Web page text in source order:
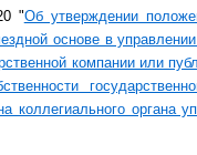
"Об утверждении
основе в
компании или
коллегиального органа